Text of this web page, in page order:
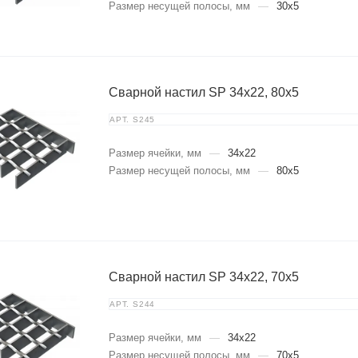
Размер несущей полосы, мм — 30x5
Сварной настил SP 34х22, 80х5
АРТ. S245
Размер ячейки, мм —
34x22
Размер несущей полосы, мм
— 80x5
Сварной настил SP 34х22, 70х5
АРТ. S244
Размер ячейки, мм —
34x22
Размер несущей полосы, мм
— 70x5